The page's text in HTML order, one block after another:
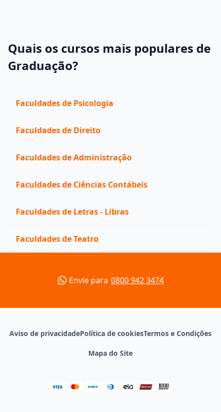
Quais os cursos mais populares de
Graduação?
Faculdades de Psicologia
Faculdades de Direito
Faculdades de Administração
Faculdades de Ciências Contábeis
Faculdades de Letras - Libras
Faculdades de Teatro
Envie para 0800 942 3474
Aviso de privacidadePolítica de cookiesTermos e Condições
Mapa do Site